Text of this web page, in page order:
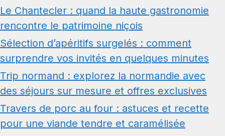
Le Chantecler : quand la haute gastronomie
rencontre le patrimoine niçois
Sélection d’apéritifs surgelés : comment
surprendre vos invités en quelques minutes
Trip normand : explorez la normandie avec
des séjours sur mesure et offres exclusives
Travers de porc au four : astuces et recette
pour une viande tendre et caramélisée